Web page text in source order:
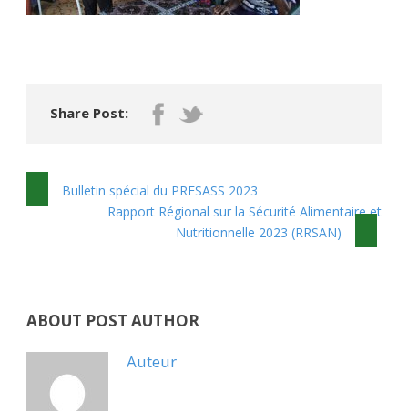
Share Post:
Bulletin spécial du PRESASS 2023
Rapport Régional sur la Sécurité Alimentaire et
Nutritionnelle 2023 (RRSAN)
ABOUT POST AUTHOR
Auteur